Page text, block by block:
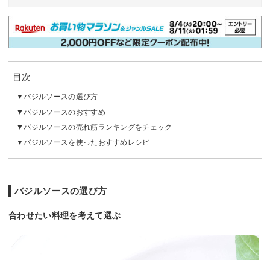
目次
バジルソースの選び方
バジルソースのおすすめ
バジルソースの売れ筋ランキングをチェック
バジルソースを使ったおすすめレシピ
バジルソースの選び方
合わせたい料理を考えて選ぶ